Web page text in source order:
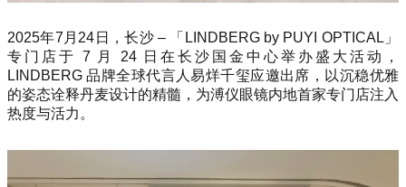
2025年7月24日，长沙 – 「LINDBERG by PUYI OPTICAL」
专门店于 7 月 24 日在长沙国金中心举办盛大活动，
LINDBERG 品牌全球代言人易烊千玺应邀出席，以沉稳优雅
的姿态诠释丹麦设计的精髓，为溥仪眼镜内地首家专门店注入
热度与活力。